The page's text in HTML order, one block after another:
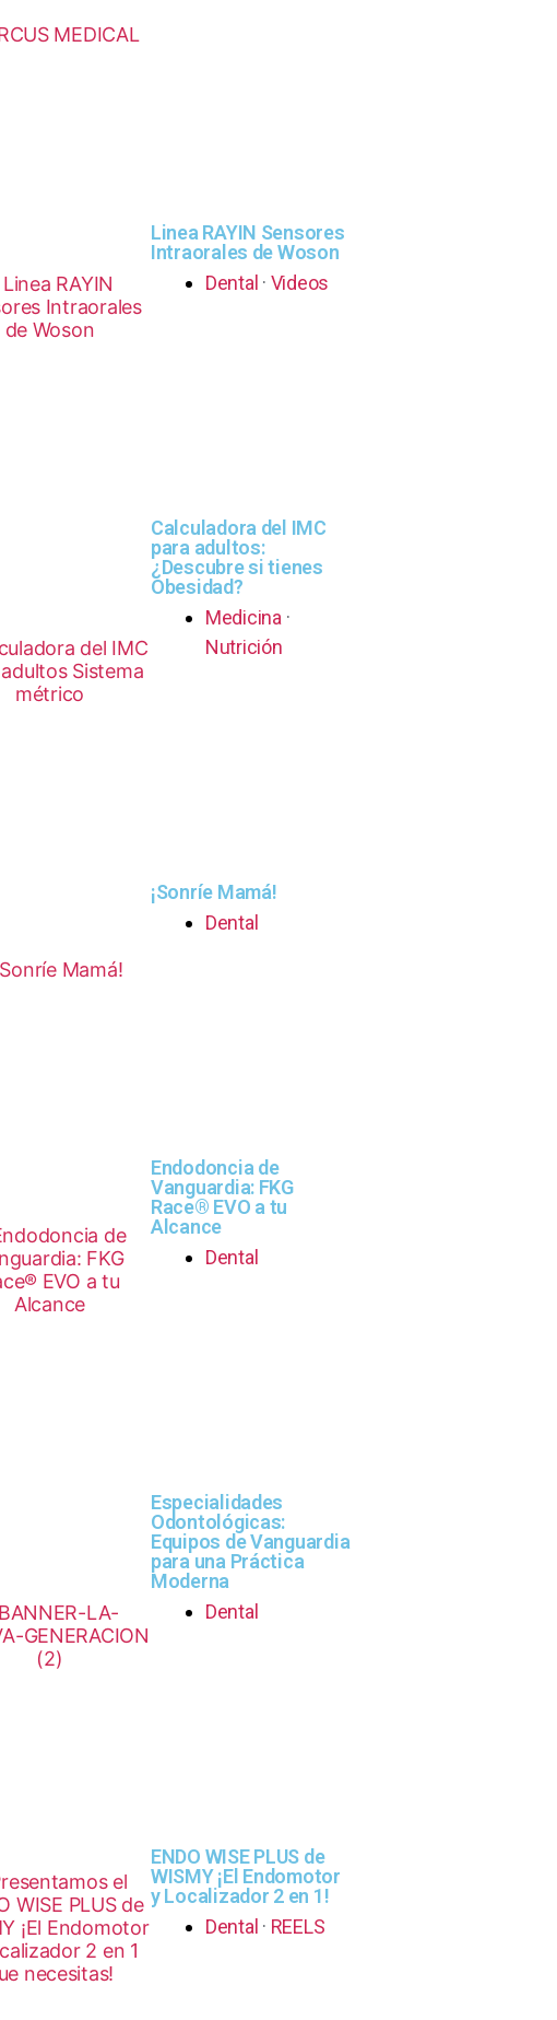
Linea RAYIN Sensores
Intraorales de Woson
Dental · Videos
Calculadora del IMC
para adultos:
¿Descubre si tienes
Obesidad?
Medicina ·
Nutrición
¡Sonríe Mamá!
Dental
Endodoncia de
Vanguardia: FKG
Race® EVO a tu
Alcance
Dental
Especialidades
Odontológicas:
Equipos de Vanguardia
para una Práctica
Moderna
Dental
ENDO WISE PLUS de
WISMY ¡El Endomotor
y Localizador 2 en 1!
Dental · REELS